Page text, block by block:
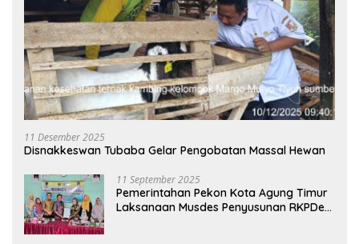
11 Desember 2025
Disnakkeswan Tubaba Gelar Pengobatan Massal Hewan
11 September 2025
Pemerintahan Pekon Kota Agung Timur
Laksanaan Musdes Penyusunan RKPDes